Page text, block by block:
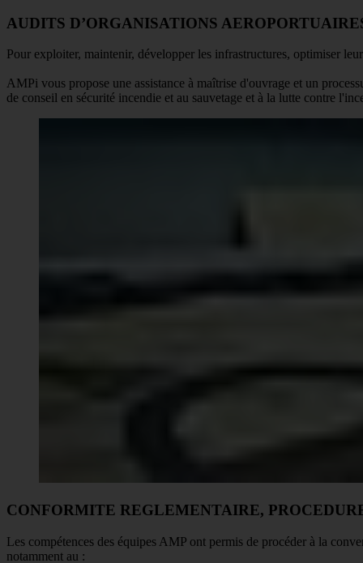
AUDITS D’ORGANISATIONS
Pour exploiter, maintenir, développer les infrastructures, optimiser
AMPi vous propose une assistance à maîtrise d'ouvrage et un
de conseil en sécurité incendie et au sauvetage et à la lutte contre
CONFORMITE REGLEMENTAIRE,
Les compétences des équipes AMP ont permis de procéder à la
notamment au :